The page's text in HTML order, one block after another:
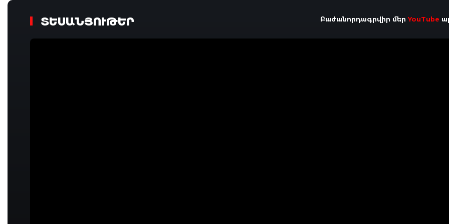
ՏԵՍԱՆՅՈՒԹԵՐ Բաժանորդագրվիր մերYouTube